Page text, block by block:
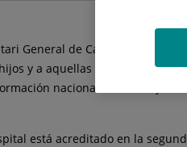
General de Catalunya es un
y a aquellas que han
nacional, asesores y
está acreditado en la